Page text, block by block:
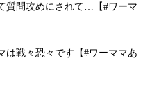
質問攻めにされて…【#ワーマ
は戦々恐々です【#ワーママあ